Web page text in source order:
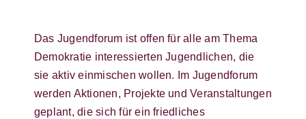
Das Jugendforum ist offen für alle am Thema
Demokratie interessierten Jugendlichen, die
sie aktiv einmischen wollen. Im Jugendforum
werden Aktionen, Projekte und Veranstaltungen
geplant, die sich für ein friedliches